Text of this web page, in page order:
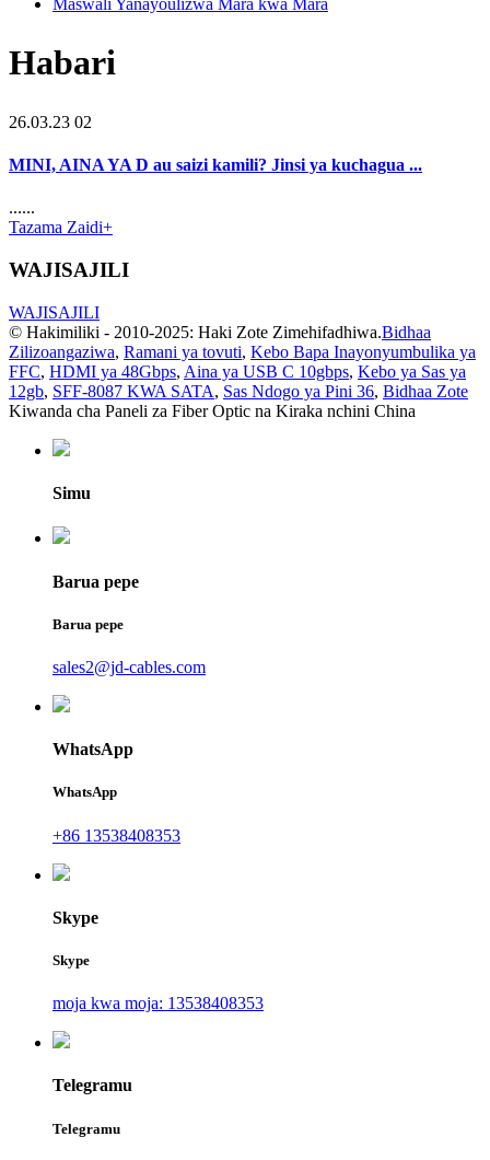
Habari
26.03.23 02
MINI, AINA YA D au saizi kamili? Jinsi ya kuchagua ...
......
Tazama Zaidi+
WAJISAJILI
WAJISAJILI
© Hakimiliki - 2010-2025: Haki Zote Zimehifadhiwa.Bidhaa
Zilizoangaziwa, Ramani ya tovuti, Kebo Bapa Inayonyumbulika ya
FFC, HDMI ya 48Gbps, Aina ya USB C 10gbps, Kebo ya Sas ya
12gb, SFF-8087 KWA SATA, Sas Ndogo ya Pini 36, Bidhaa Zote
Kiwanda cha Paneli za Fiber Optic na Kiraka nchini China
Simu
Barua pepe
Barua pepe
sales2@jd-cables.com
WhatsApp
WhatsApp
+86 13538408353
Skype
Skype
moja kwa moja: 13538408353
Telegramu
Telegramu